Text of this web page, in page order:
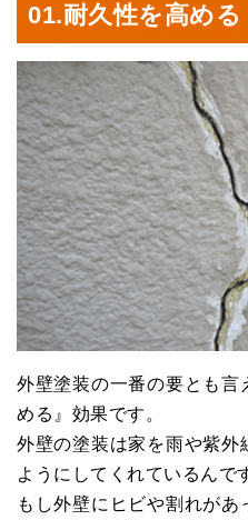
01.耐久性を高める
外壁塗装の一番の要とも言
める』効果です。
外壁の塗装は家を雨や紫外
ようにしてくれているんで
もし外壁にヒビや割れが